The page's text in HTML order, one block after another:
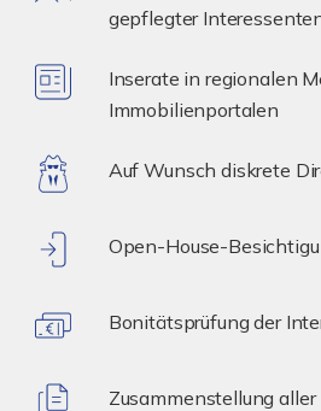
gepflegter
Inserate in regionalen
Immobilienportalen
Auf Wunsch diskrete
Open-House-
Bonitätsprüfung der
Zusammenstellung